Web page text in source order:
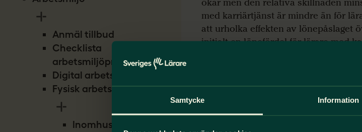
Samtycke Information
Anmäl tillbud
Checklista
arbetsmiljöproblem
Digital arbetsmiljö
Fysisk arbetsmiljö
Inomhusmiljö
ökar men den relativa skillnaden
med karriärtjänst är mindre än för
att urholka effekten av lönepåslaget
initialt en lönefördel för lärare med
Högre löner över tid
attraktivt